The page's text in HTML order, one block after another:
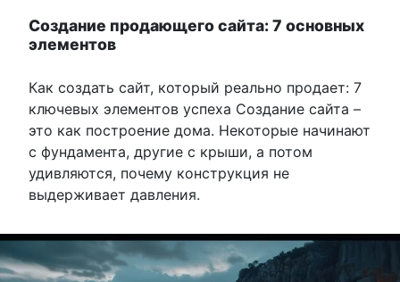
Создание продающего сайта: 7 основных
элементов
Как создать сайт, который реально продает: 7
ключевых элементов успеха Создание сайта –
это как построение дома. Некоторые начинают
с фундамента, другие с крыши, а потом
удивляются, почему конструкция не
выдерживает давления.